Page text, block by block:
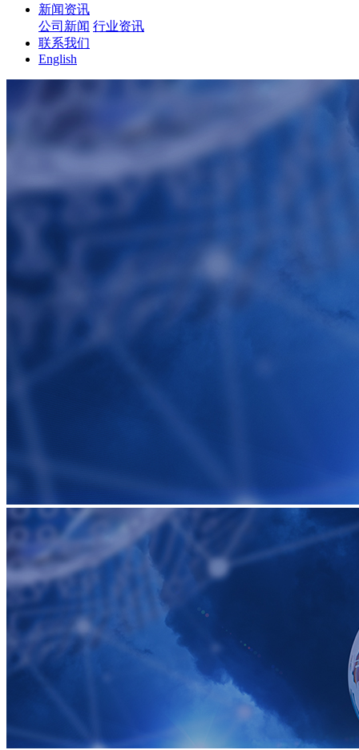
新闻资讯
公司新闻 行业资讯
联系我们
English